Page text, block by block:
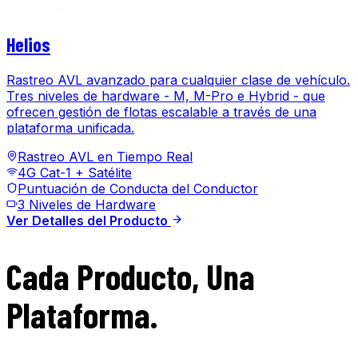
Helios
Rastreo AVL avanzado para cualquier clase de vehículo.
Tres niveles de hardware - M, M-Pro e Hybrid - que
ofrecen gestión de flotas escalable a través de una
plataforma unificada.
Rastreo AVL en Tiempo Real
4G Cat-1 + Satélite
Puntuación de Conducta del Conductor
3 Niveles de Hardware
Ver Detalles del Producto
Cada Producto, Una
Plataforma.